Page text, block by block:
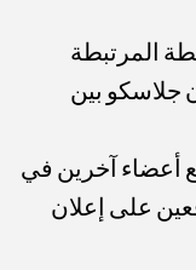
المرتبطة
جلاسكو بين
أعضاء آخرين في
على إعلان